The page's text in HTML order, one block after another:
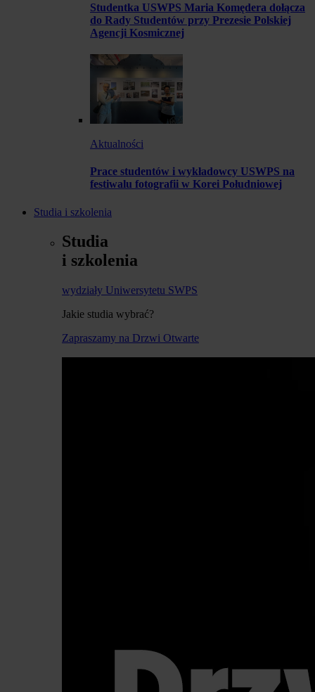
Studentka USWPS Maria Komędera dołącza
do Rady Studentów przy Prezesie Polskiej
Agencji Kosmicznej
Aktualności
Prace studentów i wykładowcy USWPS na
festiwalu fotografii w Korei Południowej
Studia i szkolenia
Studia
i szkolenia
wydziały Uniwersytetu SWPS
Jakie studia wybrać?
Zapraszamy na Drzwi Otwarte